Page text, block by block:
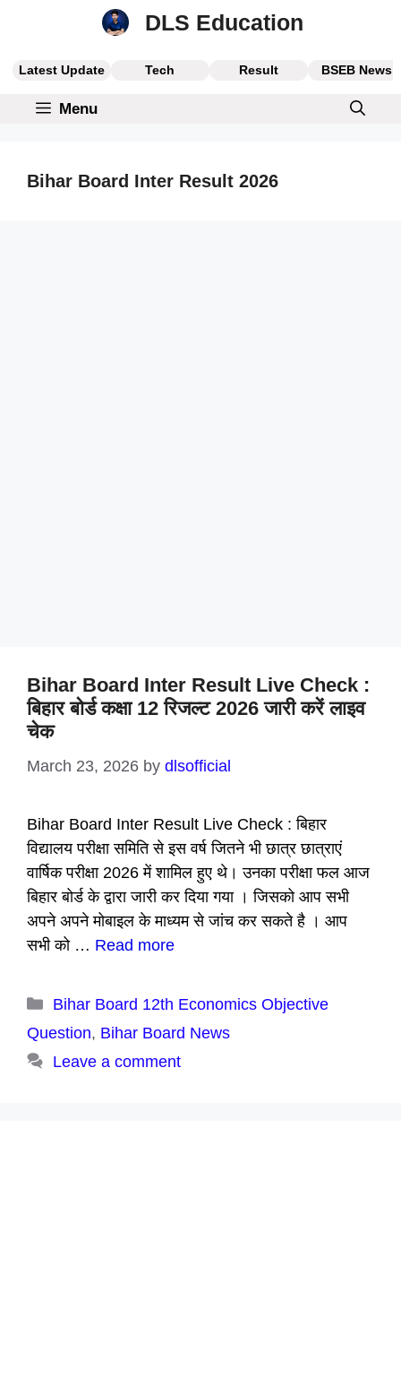
DLS Education
Latest Update Tech Result BSEB News
Menu
Bihar Board Inter Result 2026
Bihar Board Inter Result Live Check :
बिहार बोर्ड कक्षा 12 रिजल्ट 2026 जारी करें लाइव
चेक
March 23, 2026 by dlsofficial
Bihar Board Inter Result Live Check : बिहार
विद्यालय परीक्षा समिति से इस वर्ष जितने भी छात्र छात्राएं
वार्षिक परीक्षा 2026 में शामिल हुए थे। उनका परीक्षा फल आज
बिहार बोर्ड के द्वारा जारी कर दिया गया । जिसको आप सभी
अपने अपने मोबाइल के माध्यम से जांच कर सकते है । आप
सभी को … Read more
Categories
Bihar Board 12th Economics Objective
Question, Bihar Board News
Leave a comment